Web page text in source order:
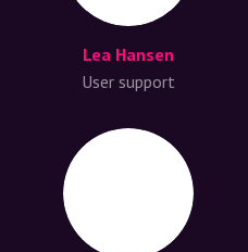
Lea Hansen
User support